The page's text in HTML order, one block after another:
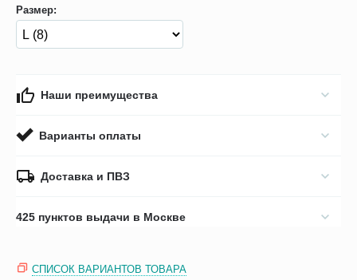
Размер:
Наши преимущества
Варианты оплаты
Доставка и ПВЗ
425 пунктов выдачи в Москве
СПИСОК ВАРИАНТОВ ТОВАРА